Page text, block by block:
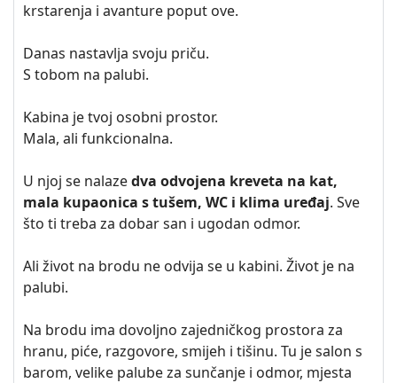
krstarenja i avanture poput ove.
Danas nastavlja svoju priču.
S tobom na palubi.
Kabina je tvoj osobni prostor.
Mala, ali funkcionalna.
U njoj se nalazedva odvojena kreveta na kat,
mala kupaonica s tušem, WC i klima uređaj. Sve
što ti treba za dobar san i ugodan odmor.
Ali život na brodu ne odvija se u kabini. Život je na
palubi.
Na brodu ima dovoljno zajedničkog prostora za
hranu, piće, razgovore, smijeh i tišinu. Tu je salon s
barom, velike palube za sunčanje i odmor, mjesta